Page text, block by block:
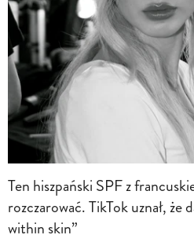
Ten hiszpański SPF z
rozczarować. TikTok uznał,
within skin”